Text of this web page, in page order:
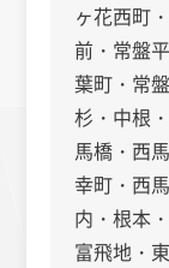
ヶ花西町
前・常盤
葉町・常
杉・中根
馬橋・西
幸町・西
内・根本
富飛地・